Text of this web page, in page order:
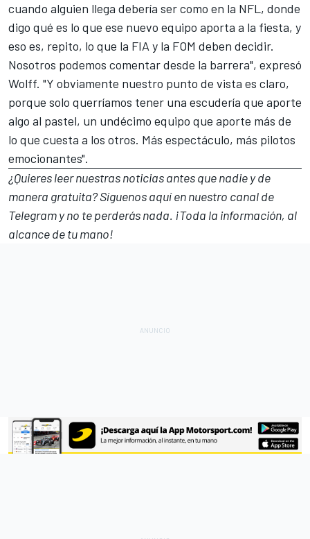
cuando alguien llega debería ser como en la NFL, donde
digo qué es lo que ese nuevo equipo aporta a la fiesta, y
eso es, repito, lo que la FIA y la FOM deben decidir.
Nosotros podemos comentar desde la barrera", expresó
Wolff. "Y obviamente nuestro punto de vista es claro,
porque solo querríamos tener una escudería que aporte
algo al pastel, un undécimo equipo que aporte más de
lo que cuesta a los otros. Más espectáculo, más pilotos
emocionantes".
¿Quieres leer nuestras noticias antes que nadie y de
manera gratuita? Síguenosaquí en nuestro canal de
Telegramy no te perderás nada. ¡Toda la información, al
alcance de tu mano!